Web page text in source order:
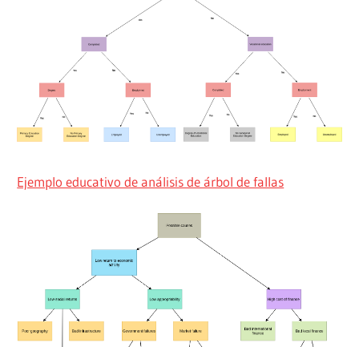
Ejemplo educativo de análisis de árbol de fallas